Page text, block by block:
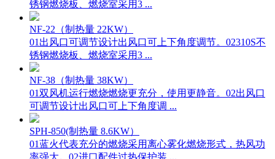
锈钢燃烧板、燃烧室采用3 ...
NF-22（制热量 22KW）
01出风口可调节设计出风口可上下角度调节。02310S不
锈钢燃烧板、燃烧室采用3 ...
NF-38（制热量 38KW）
01双风机运行燃烧燃烧更充分，使用更静音。02出风口
可调节设计出风口可上下角度调 ...
SPH-850(制热量 8.6KW）
01蓝火代表充分的燃烧采用离心雾化燃烧形式，热风功
率强大。02进口配件过热保护装 ...